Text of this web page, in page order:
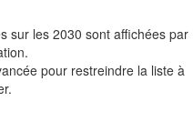
sur les 2030 sont affichées par
pour restreindre la liste à